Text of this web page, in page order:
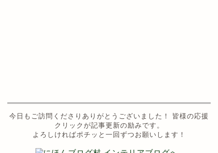
今日もご訪問くださりありがとうございました！ 皆様の応援
クリックが記事更新の励みです。
よろしければポチッと一回ずつお願いします！